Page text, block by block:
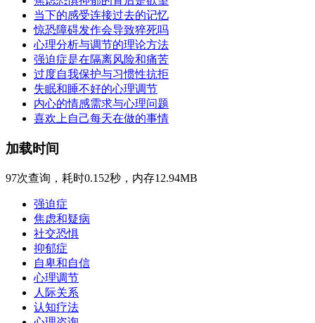
当下的感受连接过去的记忆
惊恐障碍发作会导致猝死吗
心理分析与调节的理论方法
强迫症是在隔离风险和痛苦
过度自我保护与习惯性抗拒
失眠和睡不好的心理调节
内心的情感需求与心理问题
喜欢上自己每天在做的事情
加载时间
97次查询，耗时0.152秒，内存12.94MB
强迫症
焦虑和疑病
社交恐惧
抑郁症
自卑和自信
心理调节
人际关系
认知疗法